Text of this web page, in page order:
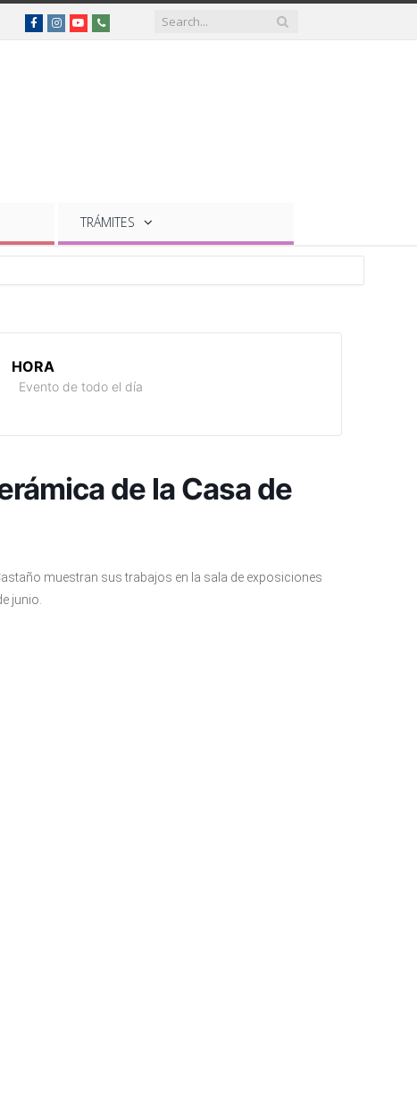
FacebookInstagramYouTubeTeléfonos
de
TRÁMITES
HORA
Evento de todo el día
de la Casa de
muestran sus trabajos en la sala de exposiciones
junio.